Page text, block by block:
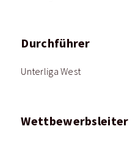
Durchführer
Unterliga West
Wettbewerbsleiter